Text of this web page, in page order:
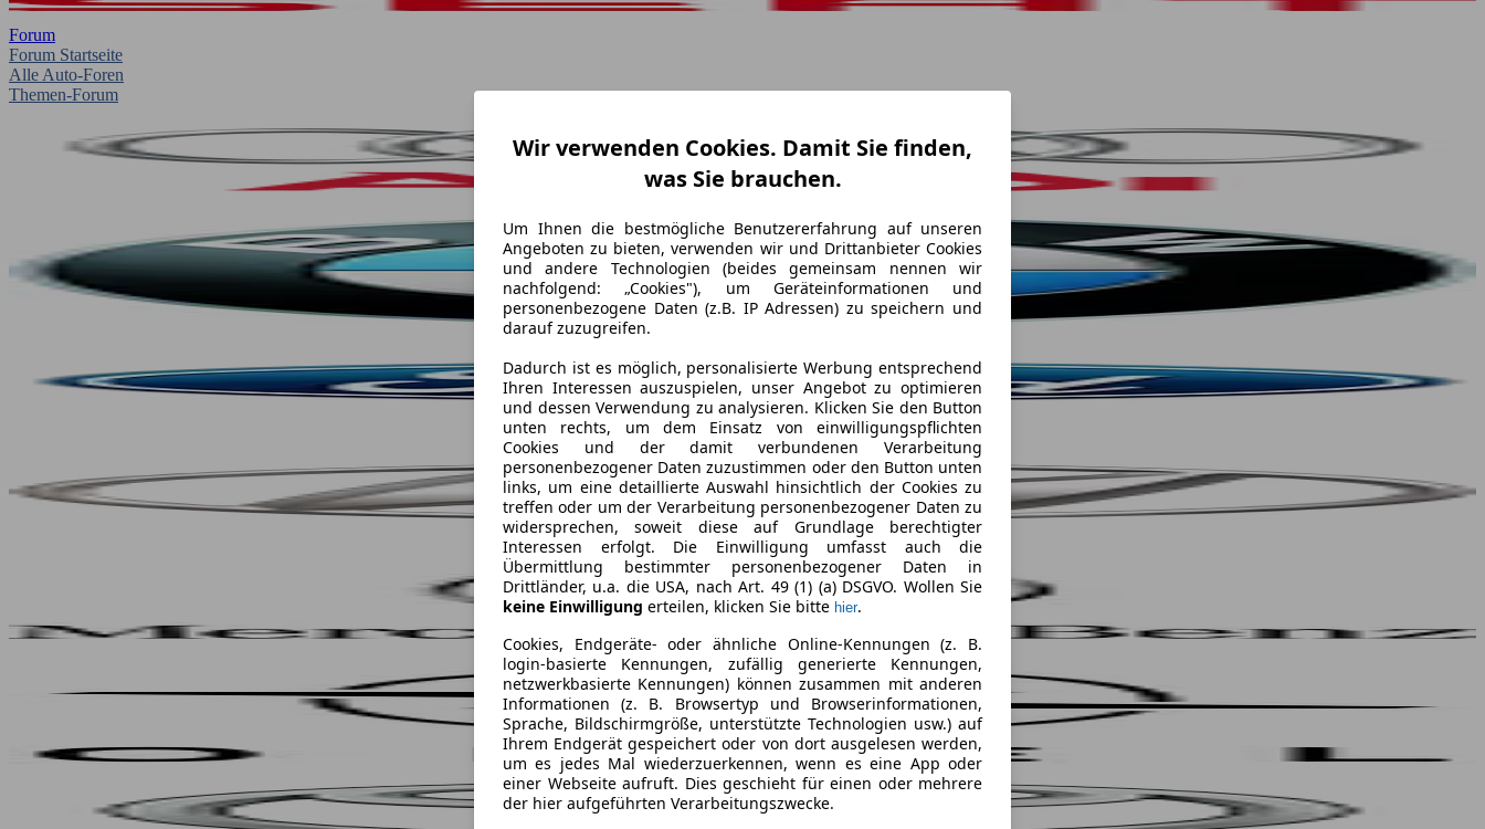
Forum
Forum Startseite
Alle Auto-Foren
Themen-Forum
Wir verwenden Cookies. Damit Sie finden,
was Sie brauchen.
Um Ihnen die bestmögliche Benutzererfahrung auf unseren
Angeboten zu bieten, verwenden wir und Drittanbieter Cookies
und andere Technologien (beides gemeinsam nennen wir
nachfolgend: „Cookies"), um Geräteinformationen und
personenbezogene Daten (z.B. IP Adressen) zu speichern und
darauf zuzugreifen.
Dadurch ist es möglich, personalisierte Werbung entsprechend
Ihren Interessen auszuspielen, unser Angebot zu optimieren
und dessen Verwendung zu analysieren. Klicken Sie den Button
unten rechts, um dem Einsatz von einwilligungspflichten
Cookies und der damit verbundenen Verarbeitung
personenbezogener Daten zuzustimmen oder den Button unten
links, um eine detaillierte Auswahl hinsichtlich der Cookies zu
treffen oder um der Verarbeitung personenbezogener Daten zu
widersprechen, soweit diese auf Grundlage berechtigter
Interessen erfolgt. Die Einwilligung umfasst auch die
Übermittlung bestimmter personenbezogener Daten in
Drittländer, u.a. die USA, nach Art. 49 (1) (a) DSGVO. Wollen Sie
keine Einwilligung erteilen, klicken Sie bitte hier.
Cookies, Endgeräte- oder ähnliche Online-Kennungen (z. B.
login-basierte Kennungen, zufällig generierte Kennungen,
netzwerkbasierte Kennungen) können zusammen mit anderen
Informationen (z. B. Browsertyp und Browserinformationen,
Sprache, Bildschirmgröße, unterstützte Technologien usw.) auf
Ihrem Endgerät gespeichert oder von dort ausgelesen werden,
um es jedes Mal wiederzuerkennen, wenn es eine App oder
einer Webseite aufruft. Dies geschieht für einen oder mehrere
der hier aufgeführten Verarbeitungszwecke.